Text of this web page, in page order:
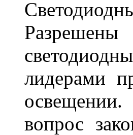
лидерами
вопрос